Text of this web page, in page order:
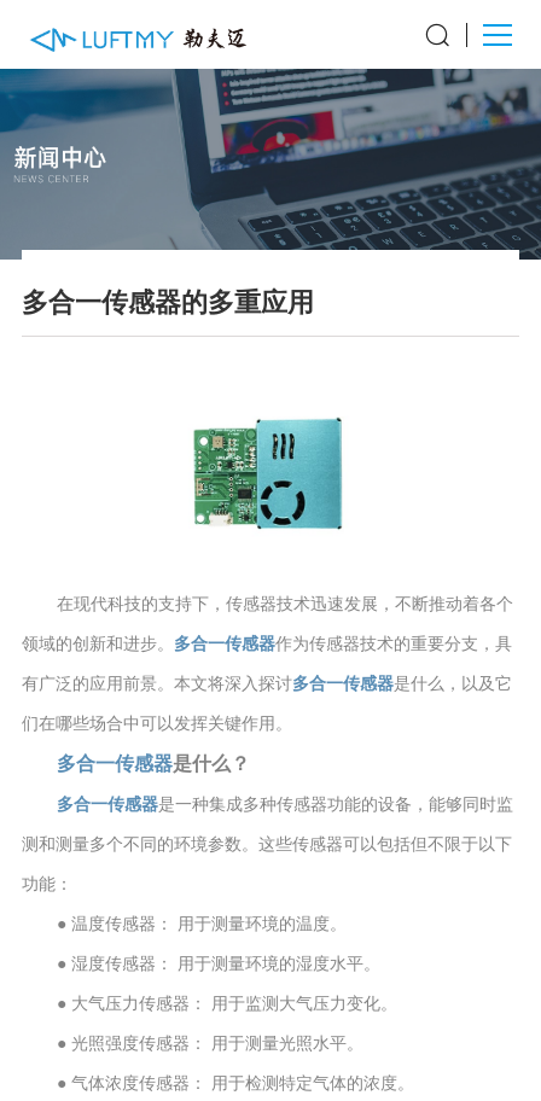
多合一传感器的多重应用
在现代科技的支持下，传感器技术迅速发展，不断推动着各个
领域的创新和进步。 多合一传感器作为传感器技术的重要分支，具
有广泛的应用前景。本文将深入探讨多合一传感器是什么，以及它
们在哪些场合中可以发挥关键作用。
多合一传感器是什么？
多合一传感器是一种集成多种传感器功能的设备，能够同时监
测和测量多个不同的环境参数。这些传感器可以包括但不限于以下
功能：
● 温度传感器： 用于测量环境的温度。
● 湿度传感器： 用于测量环境的湿度水平。
● 大气压力传感器： 用于监测大气压力变化。
● 光照强度传感器： 用于测量光照水平。
● 气体浓度传感器： 用于检测特定气体的浓度。